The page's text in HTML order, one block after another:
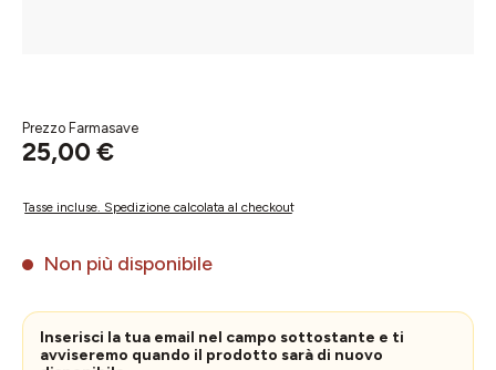
Prezzo Farmasave
25,00 €
Tasse incluse. Spedizione calcolata al checkout
Non più disponibile
Inserisci la tua email nel campo sottostante e ti
avviseremo quando il prodotto sarà di nuovo